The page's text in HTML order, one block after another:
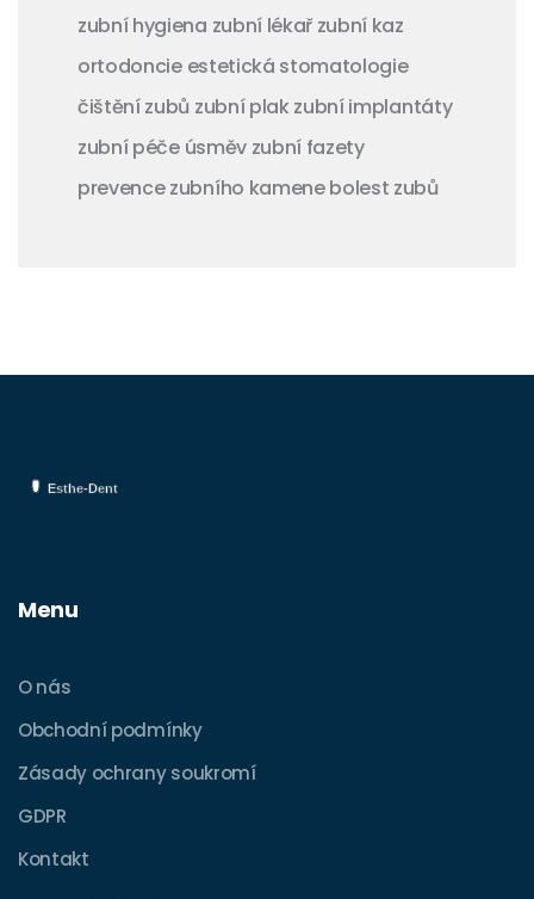
zubní hygiena zubní lékař zubní kaz
ortodoncie estetická stomatologie
čištění zubů zubní plak zubní implantáty
zubní péče úsměv zubní fazety
prevence zubního kamenebolest zubů
Menu
O nás
Obchodní podmínky
Zásady ochrany soukromí
GDPR
Kontakt